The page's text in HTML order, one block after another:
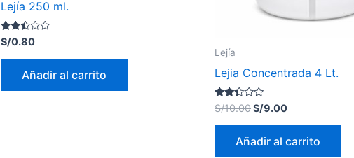
Lejía 250 ml.
Valorado
con
2.27
S/0.80
Añadir al carrito
Lejía
Lejia Concentrada 4 Lt.
Valorado
con
2.26
S/10.00S/9.00
Añadir al carrito